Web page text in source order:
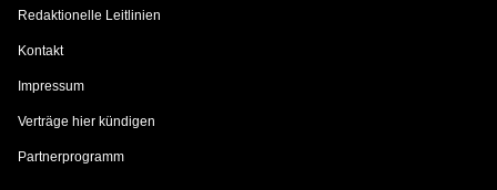
Redaktionelle Leitlinien
Kontakt
Impressum
Verträge hier kündigen
Partnerprogramm